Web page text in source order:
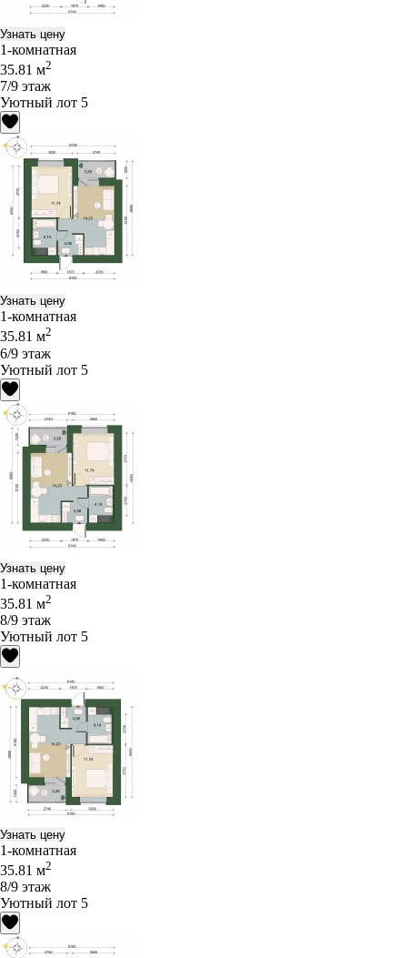
Узнать цену
1-комнатная
35.81 м2
7/9 этаж
Уютный лот 5
Узнать цену
1-комнатная
35.81 м2
6/9 этаж
Уютный лот 5
Узнать цену
1-комнатная
35.81 м2
8/9 этаж
Уютный лот 5
Узнать цену
1-комнатная
35.81 м2
8/9 этаж
Уютный лот 5